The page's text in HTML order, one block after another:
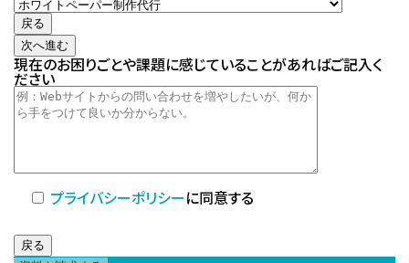
戻る
次へ進む
現在のお困りごとや課題に感じていることがあればご記入く
ださい
プライバシーポリシーに同意する
戻る